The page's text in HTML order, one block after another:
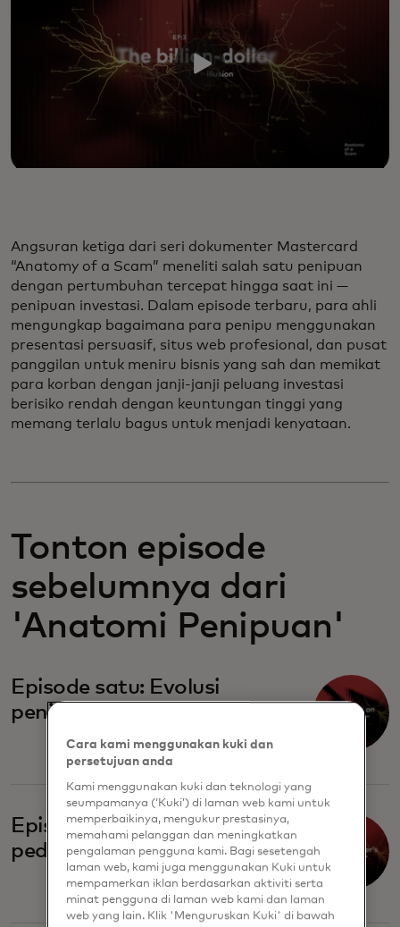
Angsuran ketiga dari seri dokumenter Mastercard
“Anatomy of a Scam” meneliti salah satu penipuan
dengan pertumbuhan tercepat hingga saat ini —
penipuan investasi. Dalam episode terbaru, para ahli
mengungkap bagaimana para penipu menggunakan
presentasi persuasif, situs web profesional, dan pusat
panggilan untuk meniru bisnis yang sah dan memikat
para korban dengan janji-janji peluang investasi
berisiko rendah dengan keuntungan tinggi yang
memang terlalu bagus untuk menjadi kenyataan.
Tonton episode
sebelumnya dari
'Anatomi Penipuan'
Episode satu: Evolusi
penipuan
Episode dua: Buku
pedoman penipu
Cara kami menggunakan kuki dan
persetujuan anda
Kami menggunakan kuki dan teknologi yang
seumpamanya (‘Kuki’) di laman web kami untuk
memperbaikinya, mengukur prestasinya,
memahami pelanggan dan meningkatkan
pengalaman pengguna kami. Bagi sesetengah
laman web, kami juga menggunakan Kuki untuk
mempamerkan iklan berdasarkan aktiviti serta
minat pengguna di laman web kami dan laman
web yang lain. Klik 'Menguruskan Kuki' di bawah